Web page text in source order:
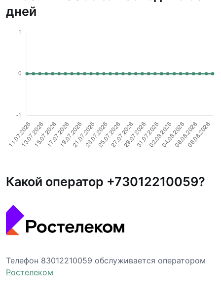
дней
Какой оператор +73012210059?
Телефон 83012210059 обслуживается оператором
Ростелеком